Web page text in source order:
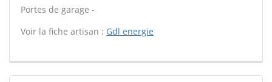
Portes de garage -
Voir la fiche artisan : Gdl energie